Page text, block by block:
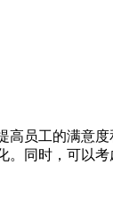
高员工的满意
。同时，可以